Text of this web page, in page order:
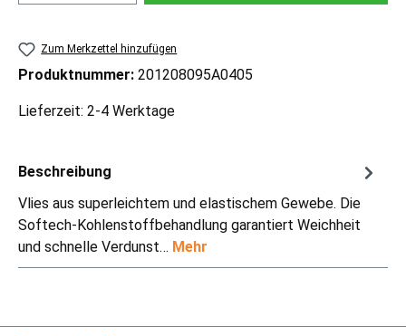
Zum Merkzettel hinzufügen
Produktnummer: 201208095A0405
Lieferzeit: 2-4 Werktage
Beschreibung
Vlies aus superleichtem und elastischem Gewebe. Die
Softech-Kohlenstoffbehandlung garantiert Weichheit
und schnelle Verdunst… Mehr